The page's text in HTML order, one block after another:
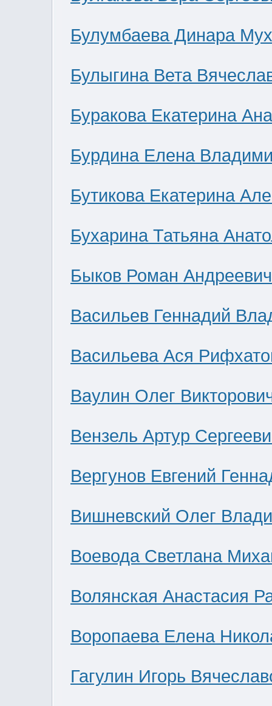
Булумбаева Динара
Булыгина Вета
Буракова Екатерина
Бурдина Елена
Бутикова Екатерина
Бухарина Татьяна
Быков Роман Андреевич
Васильев Геннадий
Васильева Ася
Ваулин Олег
Вензель Артур
Вергунов Евгений
Вишневский Олег
Воевода Светлана
Волянская Анастасия
Воропаева Елена
Гагулин Игорь